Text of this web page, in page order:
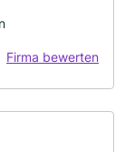
Firma bewerten